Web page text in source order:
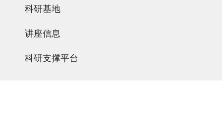
科研基地
讲座信息
科研支撑平台